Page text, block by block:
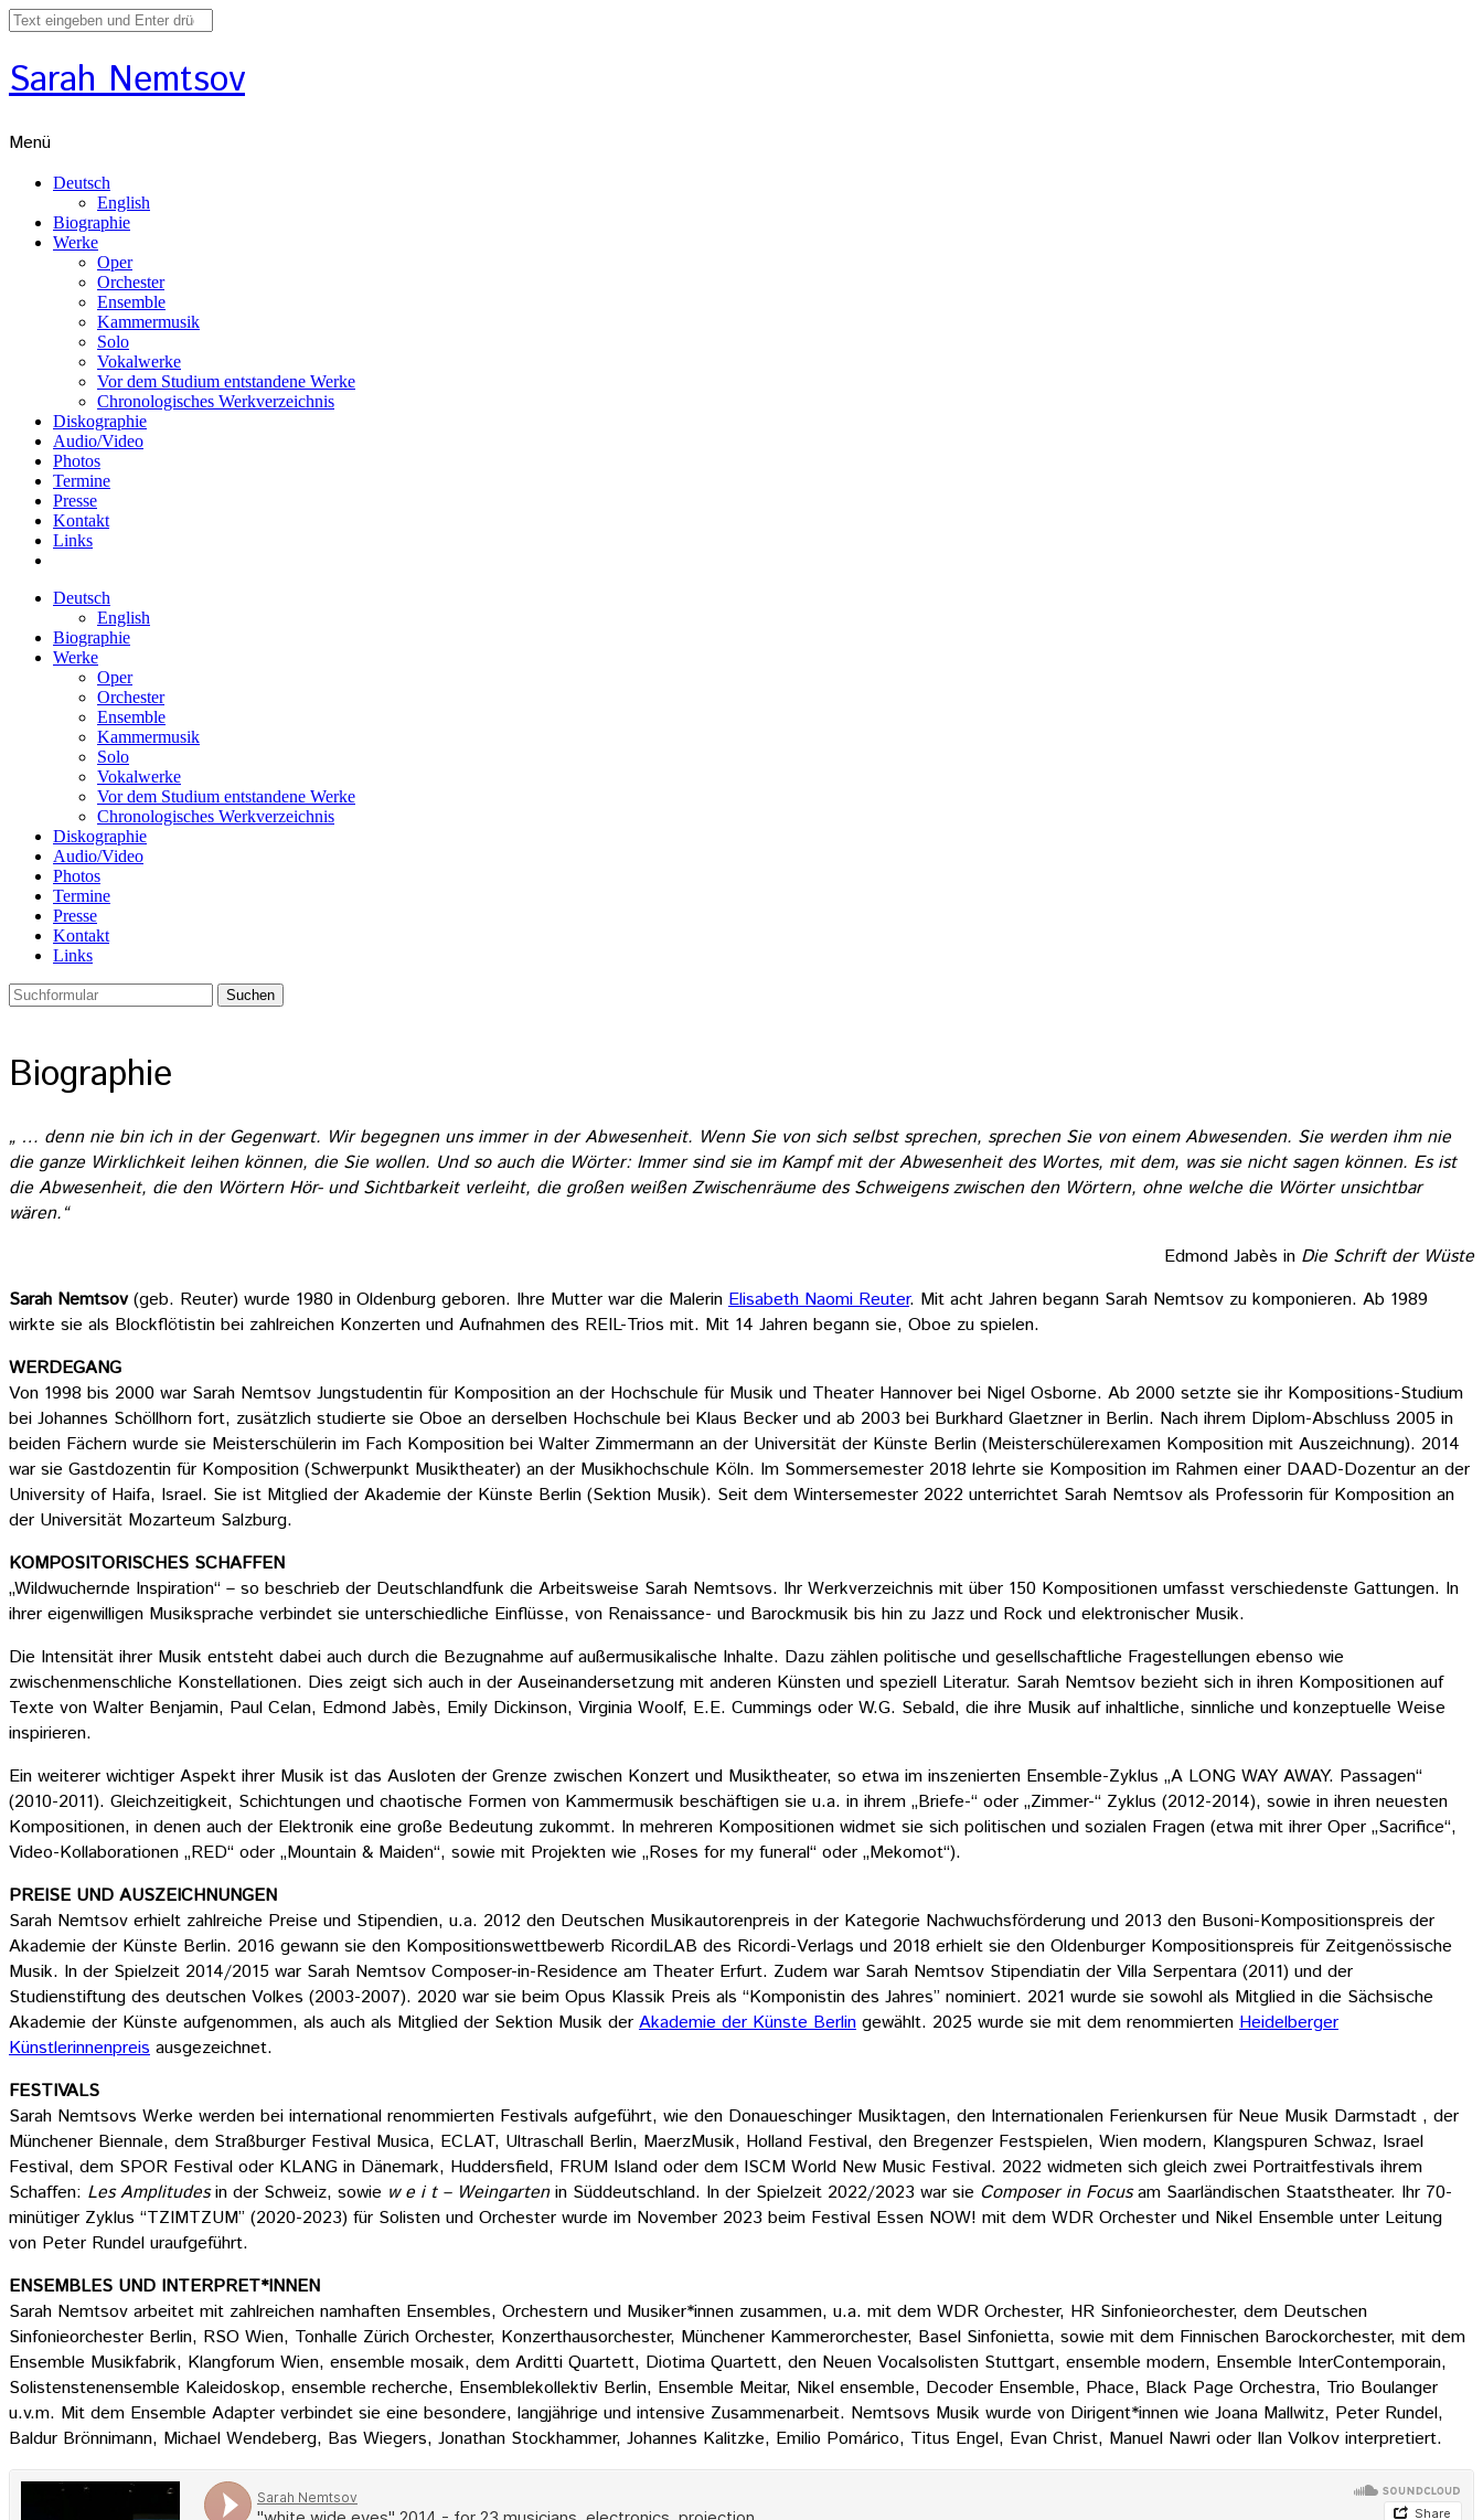
Sarah Nemtsov
Menü
Deutsch
English
Biographie
Werke
Oper
Orchester
Ensemble
Kammermusik
Solo
Vokalwerke
Vor dem Studium entstandene Werke
Chronologisches Werkverzeichnis
Diskographie
Audio/Video
Photos
Termine
Presse
Kontakt
Links
Deutsch
English
Biographie
Werke
Oper
Orchester
Ensemble
Kammermusik
Solo
Vokalwerke
Vor dem Studium entstandene Werke
Chronologisches Werkverzeichnis
Diskographie
Audio/Video
Photos
Termine
Presse
Kontakt
Links
Biographie
„ … denn nie bin ich in der Gegenwart. Wir begegnen uns immer in der Abwesenheit. Wenn Sie von sich selbst sprechen, sprechen Sie von einem Abwesenden. Sie werden ihm nie
die ganze Wirklichkeit leihen können, die Sie wollen. Und so auch die Wörter: Immer sind sie im Kampf mit der Abwesenheit des Wortes, mit dem, was sie nicht sagen können. Es ist
die Abwesenheit, die den Wörtern Hör- und Sichtbarkeit verleiht, die großen weißen Zwischenräume des Schweigens zwischen den Wörtern, ohne welche die Wörter unsichtbar
wären.“
Edmond Jabès in Die Schrift der Wüste
Sarah Nemtsov (geb. Reuter) wurde 1980 in Oldenburg geboren. Ihre Mutter war die Malerin Elisabeth Naomi Reuter. Mit acht Jahren begann Sarah Nemtsov zu komponieren. Ab 1989
wirkte sie als Blockflötistin bei zahlreichen Konzerten und Aufnahmen des REIL-Trios mit. Mit 14 Jahren begann sie, Oboe zu spielen.
WERDEGANG
Von 1998 bis 2000 war Sarah Nemtsov Jungstudentin für Komposition an der Hochschule für Musik und Theater Hannover bei Nigel Osborne. Ab 2000 setzte sie ihr Kompositions-Studium
bei Johannes Schöllhorn fort, zusätzlich studierte sie Oboe an derselben Hochschule bei Klaus Becker und ab 2003 bei Burkhard Glaetzner in Berlin. Nach ihrem Diplom-Abschluss 2005 in
beiden Fächern wurde sie Meisterschülerin im Fach Komposition bei Walter Zimmermann an der Universität der Künste Berlin (Meisterschülerexamen Komposition mit Auszeichnung). 2014
war sie Gastdozentin für Komposition (Schwerpunkt Musiktheater) an der Musikhochschule Köln. Im Sommersemester 2018 lehrte sie Komposition im Rahmen einer DAAD-Dozentur an der
University of Haifa, Israel. Sie ist Mitglied der Akademie der Künste Berlin (Sektion Musik). Seit dem Wintersemester 2022 unterrichtet Sarah Nemtsov als Professorin für Komposition an
der Universität Mozarteum Salzburg.
KOMPOSITORISCHES SCHAFFEN
„Wildwuchernde Inspiration“ – so beschrieb der Deutschlandfunk die Arbeitsweise Sarah Nemtsovs. Ihr Werkverzeichnis mit über 150 Kompositionen umfasst verschiedenste Gattungen. In
ihrer eigenwilligen Musiksprache verbindet sie unterschiedliche Einflüsse, von Renaissance- und Barockmusik bis hin zu Jazz und Rock und elektronischer Musik.
Die Intensität ihrer Musik entsteht dabei auch durch die Bezugnahme auf außermusikalische Inhalte. Dazu zählen politische und gesellschaftliche Fragestellungen ebenso wie
zwischenmenschliche Konstellationen. Dies zeigt sich auch in der Auseinandersetzung mit anderen Künsten und speziell Literatur. Sarah Nemtsov bezieht sich in ihren Kompositionen auf
Texte von Walter Benjamin, Paul Celan, Edmond Jabès, Emily Dickinson, Virginia Woolf, E.E. Cummings oder W.G. Sebald, die ihre Musik auf inhaltliche, sinnliche und konzeptuelle Weise
inspirieren.
Ein weiterer wichtiger Aspekt ihrer Musik ist das Ausloten der Grenze zwischen Konzert und Musiktheater, so etwa im inszenierten Ensemble-Zyklus „A LONG WAY AWAY. Passagen“
(2010-2011). Gleichzeitigkeit, Schichtungen und chaotische Formen von Kammermusik beschäftigen sie u.a. in ihrem „Briefe-“ oder „Zimmer-“ Zyklus (2012-2014), sowie in ihren neuesten
Kompositionen, in denen auch der Elektronik eine große Bedeutung zukommt. In mehreren Kompositionen widmet sie sich politischen und sozialen Fragen (etwa mit ihrer Oper „Sacrifice“,
Video-Kollaborationen „RED“ oder „Mountain & Maiden“, sowie mit Projekten wie „Roses for my funeral“ oder „Mekomot“).
PREISE UND AUSZEICHNUNGEN
Sarah Nemtsov erhielt zahlreiche Preise und Stipendien, u.a. 2012 den Deutschen Musikautorenpreis in der Kategorie Nachwuchsförderung und 2013 den Busoni-Kompositionspreis der
Akademie der Künste Berlin. 2016 gewann sie den Kompositionswettbewerb RicordiLAB des Ricordi-Verlags und 2018 erhielt sie den Oldenburger Kompositionspreis für Zeitgenössische
Musik. In der Spielzeit 2014/2015 war Sarah Nemtsov Composer-in-Residence am Theater Erfurt. Zudem war Sarah Nemtsov Stipendiatin der Villa Serpentara (2011) und der
Studienstiftung des deutschen Volkes (2003-2007). 2020 war sie beim Opus Klassik Preis als “Komponistin des Jahres” nominiert. 2021 wurde sie sowohl als Mitglied in die Sächsische
Akademie der Künste aufgenommen, als auch als Mitglied der Sektion Musik der Akademie der Künste Berlin gewählt. 2025 wurde sie mit dem renommierten Heidelberger
Künstlerinnenpreis ausgezeichnet.
FESTIVALS
Sarah Nemtsovs Werke werden bei international renommierten Festivals aufgeführt, wie den Donaueschinger Musiktagen, den Internationalen Ferienkursen für Neue Musik Darmstadt , der
Münchener Biennale, dem Straßburger Festival Musica, ECLAT, Ultraschall Berlin, MaerzMusik, Holland Festival, den Bregenzer Festspielen, Wien modern, Klangspuren Schwaz, Israel
Festival, dem SPOR Festival oder KLANG in Dänemark, Huddersfield, FRUM Island oder dem ISCM World New Music Festival. 2022 widmeten sich gleich zwei Portraitfestivals ihrem
Schaffen: Les Amplitudesin der Schweiz, sowie w e i t – Weingartenin Süddeutschland. In der Spielzeit 2022/2023 war sie Composer in Focusam Saarländischen Staatstheater. Ihr 70-
minütiger Zyklus “TZIMTZUM” (2020-2023) für Solisten und Orchester wurde im November 2023 beim Festival Essen NOW! mit dem WDR Orchester und Nikel Ensemble unter Leitung
von Peter Rundel uraufgeführt.
ENSEMBLES UND INTERPRET*INNEN
Sarah Nemtsov arbeitet mit zahlreichen namhaften Ensembles, Orchestern und Musiker*innen zusammen, u.a. mit dem WDR Orchester, HR Sinfonieorchester, dem Deutschen
Sinfonieorchester Berlin, RSO Wien, Tonhalle Zürich Orchester, Konzerthausorchester, Münchener Kammerorchester, Basel Sinfonietta, sowie mit dem Finnischen Barockorchester, mit dem
Ensemble Musikfabrik, Klangforum Wien, ensemble mosaik, dem Arditti Quartett, Diotima Quartett, den Neuen Vocalsolisten Stuttgart, ensemble modern, Ensemble InterContemporain,
Solistenstenensemble Kaleidoskop, ensemble recherche, Ensemblekollektiv Berlin, Ensemble Meitar, Nikel ensemble, Decoder Ensemble, Phace, Black Page Orchestra, Trio Boulanger
u.v.m. Mit dem Ensemble Adapter verbindet sie eine besondere, langjährige und intensive Zusammenarbeit. Nemtsovs Musik wurde von Dirigent*innen wie Joana Mallwitz, Peter Rundel,
Baldur Brönnimann, Michael Wendeberg, Bas Wiegers, Jonathan Stockhammer, Johannes Kalitzke, Emilio Pomárico, Titus Engel, Evan Christ, Manuel Nawri oder Ilan Volkov interpretiert.